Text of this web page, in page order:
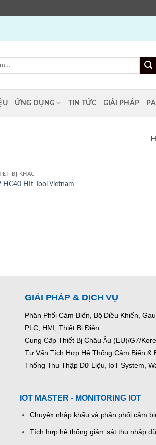
ỨNG DỤNG TIN TỨC GIẢI PHÁP
BỊ KHÁC
HC40 HIt Tool Vietnam
GIẢI PHÁP & DỊCH VỤ
Phân Phối Cảm Biến, Bộ Điều Khiển,
PLC, HMI, Thiết Bị Điện.
Cung Cấp Thiết Bị Châu Âu (EU)/G7/
Tư Vấn Tích Hợp Hệ Thống Cảm Biến &
Thống Thu Thập Dữ Liệu, IoT System,
IOT MASTER - MONITORING IOT
Chuyên nhập khẩu và phân phối cảm
Tích hợp hệ thống giám sát thu nhập